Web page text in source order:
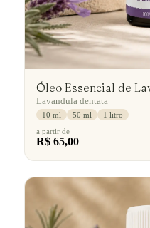
Óleo Essencial de
Lavandula dentata
10 ml 50 ml
1 litro
a partir de
R$ 65,00